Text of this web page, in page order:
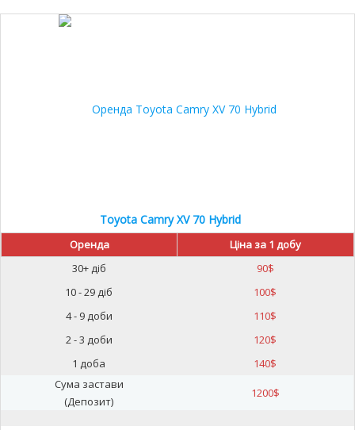
Toyota Camry XV 70 Hybrid
Оренда
Ціна за 1 добу
30+ діб
90$
10 - 29 діб
100$
4 - 9 доби
110$
2 - 3 доби
120$
1 доба
140$
Сума застави
(Депозит)
1200$